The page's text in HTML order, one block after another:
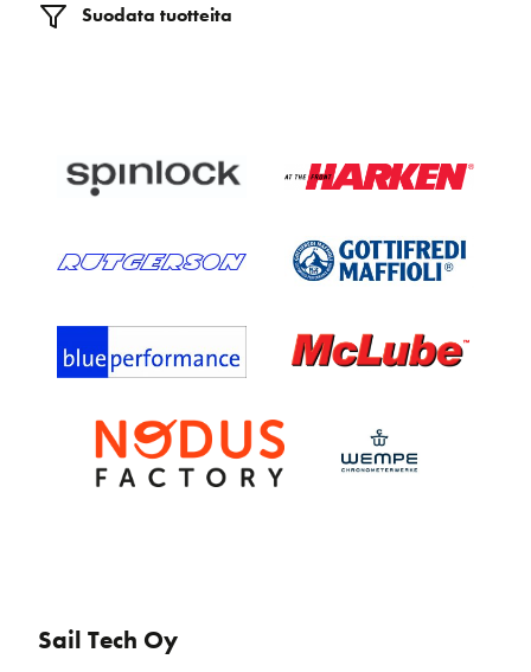
Suodata tuotteita
Sail Tech Oy